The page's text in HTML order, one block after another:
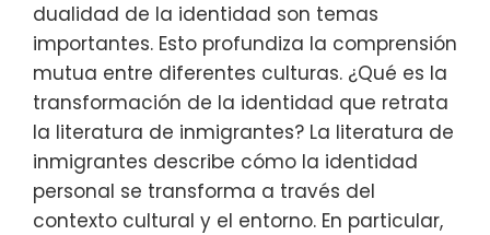
dualidad de la identidad son temas
importantes. Esto profundiza la comprensión
mutua entre diferentes culturas. ¿Qué es la
transformación de la identidad que retrata
la literatura de inmigrantes? La literatura de
inmigrantes describe cómo la identidad
personal se transforma a través del
contexto cultural y el entorno. En particular,